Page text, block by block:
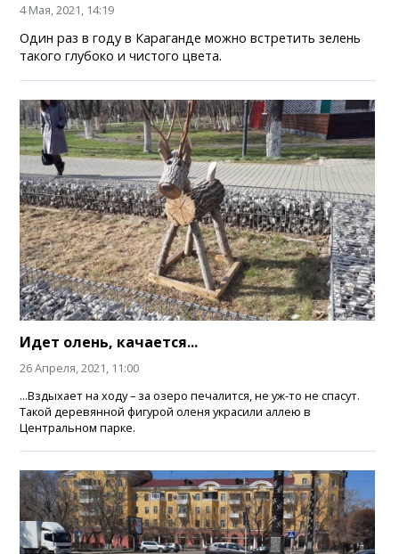
4 Мая, 2021, 14:19
Один раз в году в Караганде можно встретить зелень
такого глубоко и чистого цвета.
Идет олень, качается...
26 Апреля, 2021, 11:00
...Вздыхает на ходу – за озеро печалится, не уж-то не спасут.
Такой деревянной фигурой оленя украсили аллею в
Центральном парке.